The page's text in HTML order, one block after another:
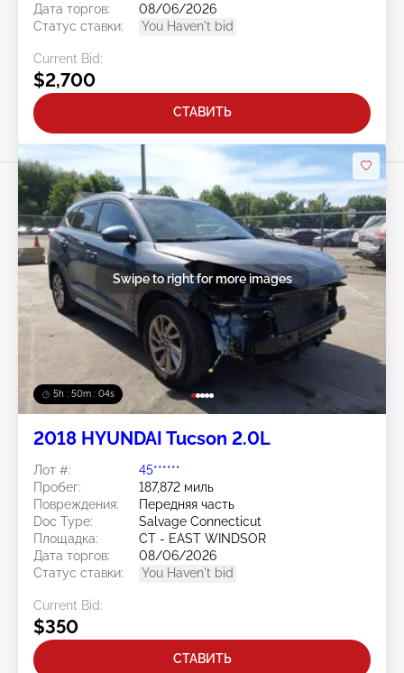
Дата торгов:
08/06/2026
Статус ставки:
You Haven't bid
Current Bid:
$2,700
СТАВИТЬ
5h : 50m : 01s
Swipe to right for more images
2018 HYUNDAI Tucson 2.0L
Лот #:
45******
Пробег:
187,872 миль
Повреждения:
Передняя часть
Doc Type:
Salvage Connecticut
Площадка:
CT - EAST WINDSOR
Дата торгов:
08/06/2026
Статус ставки:
You Haven't bid
Current Bid:
$350
СТАВИТЬ